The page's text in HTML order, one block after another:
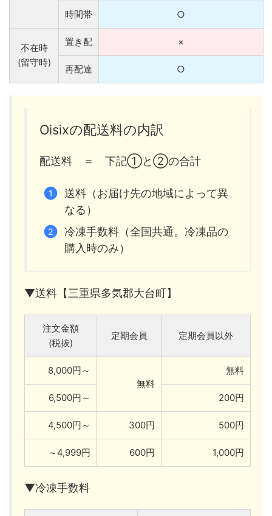
時間帯 ○
不在時
(留守時)
置き配 ×
再配達 ○
Oisixの配送料の内訳
配送料 ＝ 下記①と②の合計
送料（お届け先の地域によって異
なる）
冷凍手数料（全国共通。冷凍品の
購入時のみ）
▼送料【三重県多気郡大台町】
注文金額
(税抜)
定期会員 定期会員以外
8,000円～
無料
無料
6,500円～ 200円
4,500円～ 300円 500円
～4,999円 600円 1,000円
▼冷凍手数料